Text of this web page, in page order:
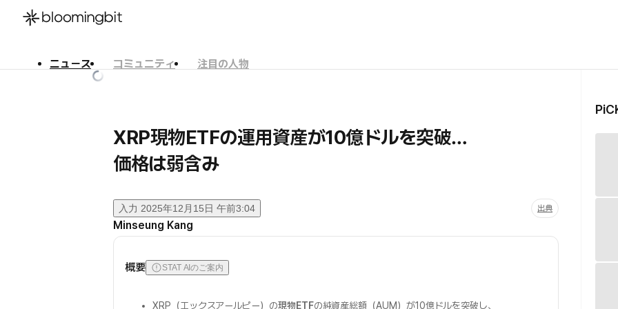
ニュース コミュニティ
注目の人物
XRP現物ETFの運用資産が10億ドルを突破…
価格は弱含み
入力 2025年12月15日 午前3:04 出典
Minseung Kang
概要 STAT AIのご案内
XRP（エックスアールピー）の現物ETFの純資産総額（AUM）が10億ドルを突破し、